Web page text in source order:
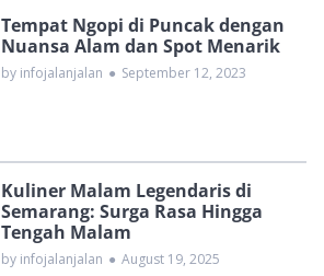
Tempat Ngopi di Puncak dengan
Nuansa Alam dan Spot Menarik
by infojalanjalan ● September 12, 2023
Kuliner Malam Legendaris di
Semarang: Surga Rasa Hingga
Tengah Malam
by infojalanjalan ● August 19, 2025